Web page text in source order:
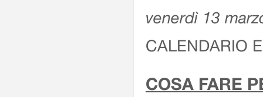
venerdì 13
CALENDARIO
COSA FARE